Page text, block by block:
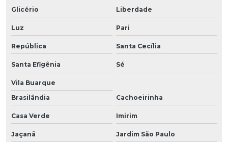
Glicério Liberdade
Luz Pari
República Santa Cecília
Santa Efigênia Sé
Vila Buarque
Brasilândia
Cachoeirinha
Casa Verde Imirim
Jaçanã Jardim São Paulo